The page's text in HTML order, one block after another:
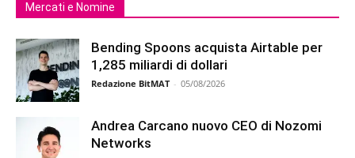
Mercati e Nomine
Bending Spoons acquista Airtable per
1,285 miliardi di dollari
Redazione BitMAT - 05/08/2026
Andrea Carcano nuovo CEO di Nozomi
Networks